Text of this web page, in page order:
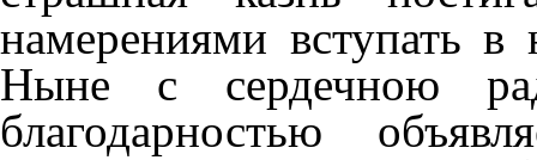
намерениями вступать в
Ныне с сердечною
благодарностью